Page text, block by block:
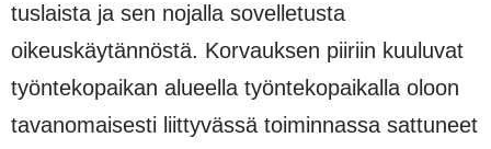
tuslaista ja sen nojalla sovelletusta
oikeuskäytännöstä. Korvauksen piiriin kuuluvat
työntekopaikan alu­eella työntekopaikalla oloon
tavanomaisesti liittyvässä toiminnassa sattuneet